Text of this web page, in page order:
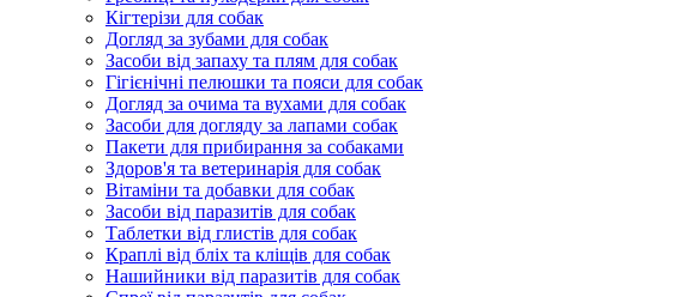
Кігтерізи для собак
Догляд за зубами для собак
Засоби від запаху та плям для собак
Гігієнічні пелюшки та пояси для собак
Догляд за очима та вухами для собак
Засоби для догляду за лапами собак
Пакети для прибирання за собаками
Здоров'я та ветеринарія для собак
Вітаміни та добавки для собак
Засоби від паразитів для собак
Таблетки від глистів для собак
Краплі від бліх та кліщів для собак
Нашийники від паразитів для собак